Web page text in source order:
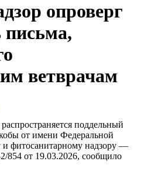
опроверг
письма,
ветврачам
поддельный
от имени Федеральной
фитосанитарному надзору —
от 19.03.2026, сообщило